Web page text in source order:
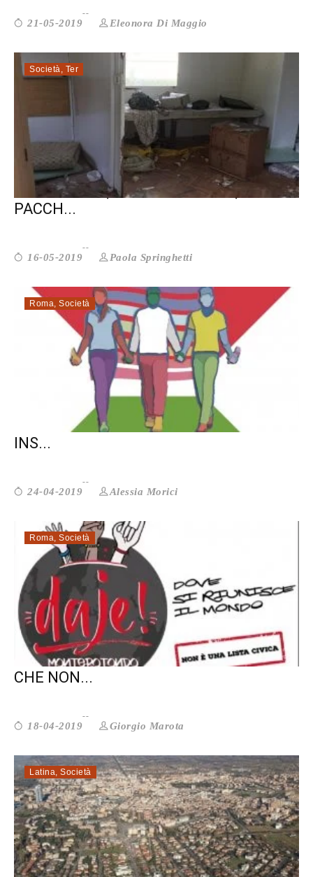
21-05-2019 Eleonora Di Maggio
Società, Ter
I CAMPI ROM, LA DESOLAZIONE, LA
PACCH...
16-05-2019 Paola Springhetti
Roma, Società
CASTELLI: IL 25 APRILE SI CAMMINA
INS...
24-04-2019 Alessia Morici
Roma, Società
DAJE MONTEROTONDO. E SPERIAMO
CHE NON...
18-04-2019 Giorgio Marota
Latina, Società